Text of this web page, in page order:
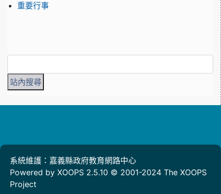
重要行事
系統維護：嘉義縣政府教育網路中心
Powered by XOOPS 2.5.10 © 2001-2024 The XOOPS
Project